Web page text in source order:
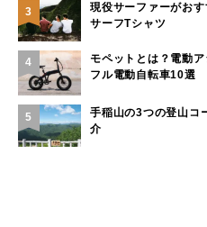
3
現役サーファーがお
サーフTシャツ
4
モペットとは？電動
フル電動自転車10選
5
手稲山の3つの登山コ
介